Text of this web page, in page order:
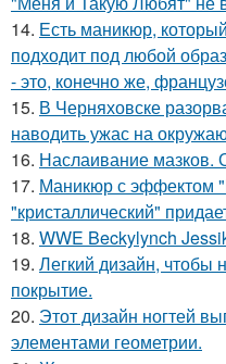
14. Есть маникюр,
подходит под любой
- это, конечно же,
15. В Черняховске
наводить ужас на
16. Наслаивание мазков.
17. Маникюр с эффектом
"кристаллический"
18. WWE Beckylynch
19. Легкий дизайн, чтобы
покрытие.
20. Этот дизайн ногтей
элементами геометрии.